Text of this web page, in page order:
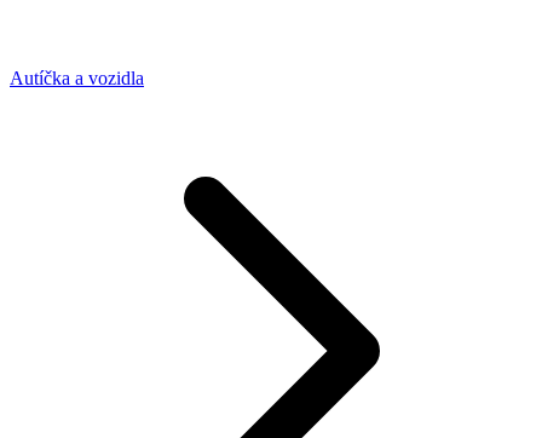
Autíčka a vozidla